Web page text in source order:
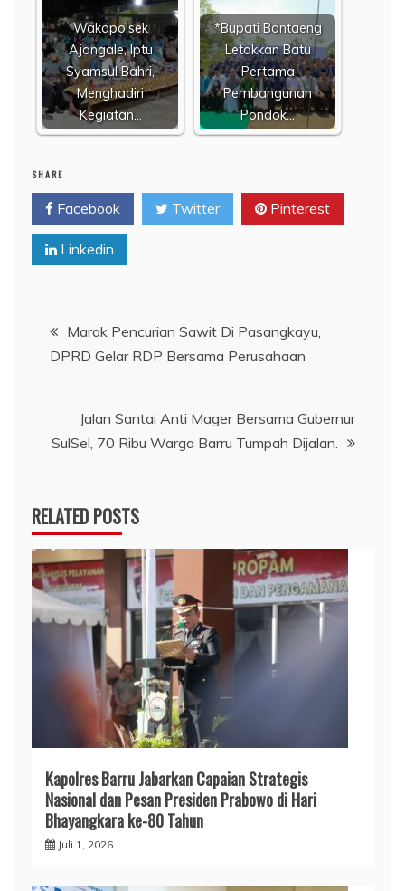
Wakapolsek
Ajangale, Iptu
Syamsul Bahri,
Menghadiri
Kegiatan…
*Bupati Bantaeng
Letakkan Batu
Pertama
Pembangunan
Pondok…
SHARE
Facebook Twitter Pinterest
Linkedin
Navigasi
pos
Marak Pencurian Sawit Di Pasangkayu,
DPRD Gelar RDP Bersama Perusahaan
Jalan Santai Anti Mager Bersama Gubernur
SulSel, 70 Ribu Warga Barru Tumpah Dijalan.
RELATED POSTS
​Kapolres Barru Jabarkan Capaian Strategis
Nasional dan Pesan Presiden Prabowo di Hari
Bhayangkara ke-80 Tahun
Juli 1, 2026